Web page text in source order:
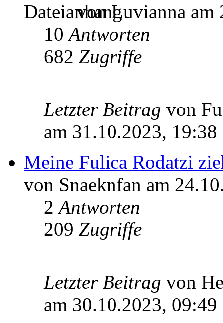
von Luvianna am
10Antworten
682 Zugriffe
Letzter Beitrag von
am 31.10.2023, 19:38
Meine Fulica Rodatzi
von Snaeknfan am
2Antworten
209 Zugriffe
Letzter Beitrag von
am 30.10.2023, 09:49